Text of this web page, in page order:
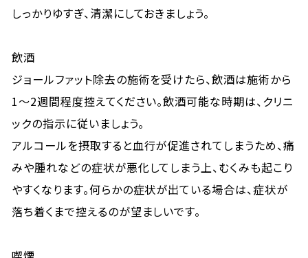
しっかりゆすぎ、清潔にしておきましょう。
飲酒
ジョールファット除去の施術を受けたら、飲酒は施術から
1〜2週間程度控えてください。飲酒可能な時期は、クリニ
ックの指示に従いましょう。
アルコールを摂取すると血行が促進されてしまうため、痛
みや腫れなどの症状が悪化してしまう上、むくみも起こり
やすくなります。何らかの症状が出ている場合は、症状が
落ち着くまで控えるのが望ましいです。